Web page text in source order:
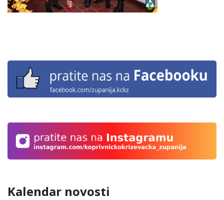
Kalendar novosti